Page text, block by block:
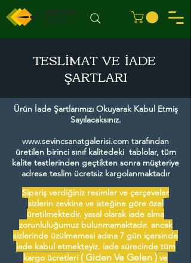
TESLİMAT VE İADE
ŞARTLARI
Ürün İade Şartlarımızı Okuyarak Kabul Etmiş
Sayılacaksınız.
www.sevincsanatgalerisi.com tarafından
üretilen birinci sınıf kalitedeki tablolar, tüm
kalite testlerinden geçtikten sonra müşteriye
adrese teslim ücretsiz kargolanmaktadır
Sipariş verdiğiniz resimler ve çerçeveler
sizlerin zevkine ve isteğine göre özel
üretilmektedir. yasal olarak iade alma
zorunluluğumuz bulunmamaktadır. ancak
sizlerinde üzülmemesi adına 7 gün içersinde
iade kabul etmekteyiz. iade sürecinde tüm
kargo ücretleri ( Giden Ve Gelen ) ve